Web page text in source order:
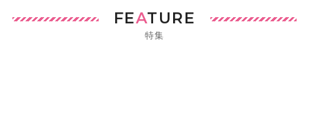
FEATURE
特集